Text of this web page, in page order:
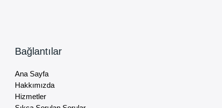
Bağlantılar
Ana Sayfa
Hakkımızda
Hizmetler